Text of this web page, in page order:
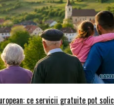
ce servicii gratuite pot